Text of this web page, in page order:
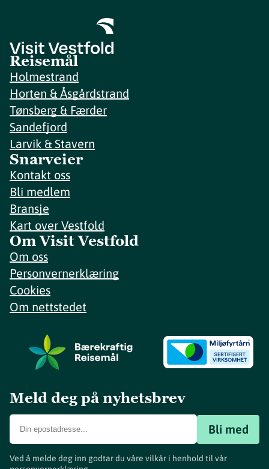
Reisemål
Holmestrand
Horten & Åsgårdstrand
Tønsberg & Færder
Sandefjord
Larvik & Stavern
Snarveier
Kontakt oss
Bli medlem
Bransje
Kart over Vestfold
Om Visit Vestfold
Om oss
Personvernerklæring
Cookies
Om nettstedet
Meld deg på nyhetsbrev
Bli med
Ved å melde deg inn godtar du våre vilkår i henhold til vår